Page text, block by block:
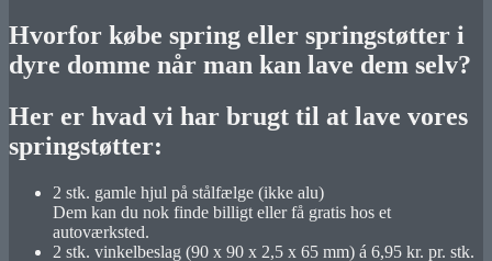
Hvorfor købe spring eller springstøtter i
dyre domme når man kan lave dem selv?
Her er hvad vi har brugt til at lave vores
springstøtter:
2 stk. gamle hjul på stålfælge (ikke alu)
Dem kan du nok finde billigt eller få gratis hos et
autoværksted.
2 stk. vinkelbeslag (90 x 90 x 2,5 x 65 mm) á 6,95 kr. pr. stk.